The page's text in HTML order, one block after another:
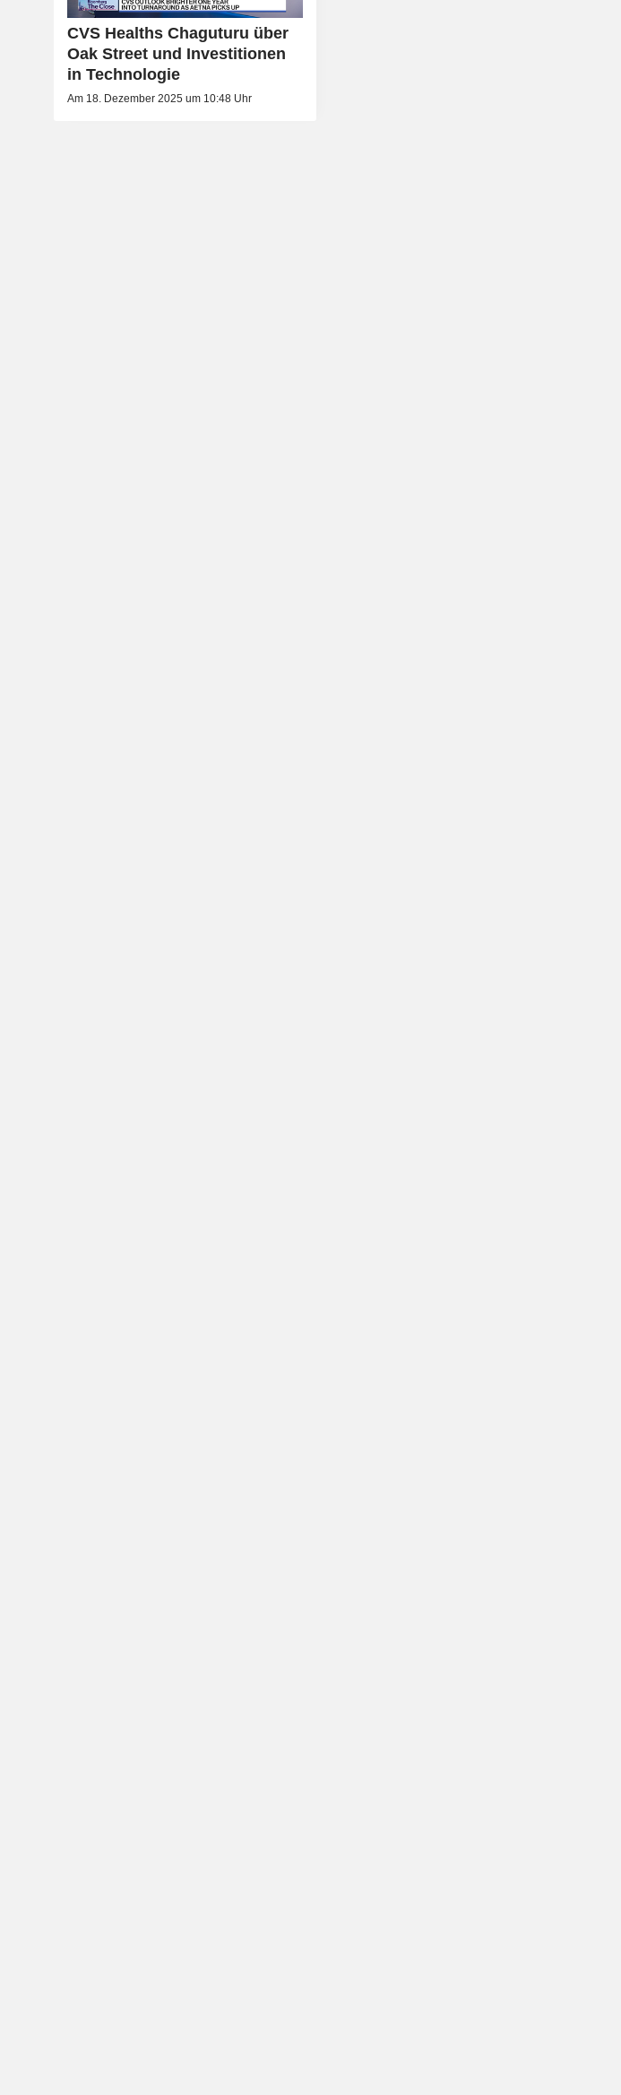
CVS Healths Chaguturu über
Oak Street und Investitionen
in Technologie
Am 18. Dezember 2025 um 10:48 Uhr